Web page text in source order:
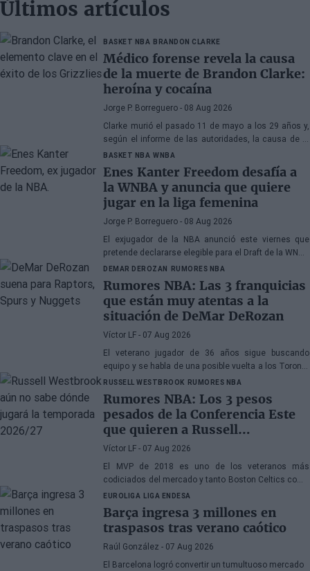
Últimos artículos
BASKET NBA BRANDON CLARKE
Médico forense revela la causa
de la muerte de Brandon Clarke:
heroína y cocaína
Jorge P. Borreguero - 08 Aug 2026
Clarke murió el pasado 11 de mayo a los 29 años y,
según el informe de las autoridades, la causa de la
muerte fueron los efectos de la heroína y la cocaína
BASKET NBA WNBA
Enes Kanter Freedom desafía a
la WNBA y anuncia que quiere
jugar en la liga femenina
Jorge P. Borreguero - 08 Aug 2026
El exjugador de la NBA anunció este viernes que
pretende declararse elegible para el Draft de la WNBA
de 2027
DEMAR DEROZAN RUMORES NBA
Rumores NBA: Las 3 franquicias
que están muy atentas a la
situación de DeMar DeRozan
Víctor LF - 07 Aug 2026
El veterano jugador de 36 años sigue buscando
equipo y se habla de una posible vuelta a los Toronto
Raptors o San Antonio Spurs, mientras Denver
Nuggets también forma parte de la ecuación
RUSSELL WESTBROOK RUMORES NBA
Rumores NBA: Los 3 pesos
pesados de la Conferencia Este
que quieren a Russell
Westbrook
Víctor LF - 07 Aug 2026
El MVP de 2018 es uno de los veteranos más
codiciados del mercado y tanto Boston Celtics como
Cleveland Cavaliers y Detroit Pistons estarían
interesados en hacerse con sus servicios
EUROLIGA LIGA ENDESA
Barça ingresa 3 millones en
traspasos tras verano caótico
Raúl González - 07 Aug 2026
El Barcelona logró convertir un tumultuoso mercado